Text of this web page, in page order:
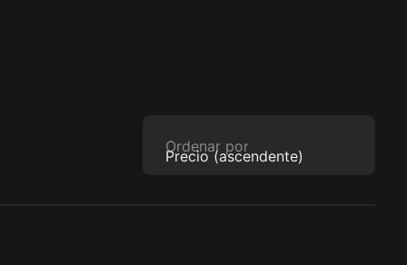
Ordenar por